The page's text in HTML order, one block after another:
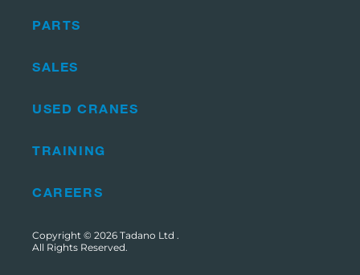
PARTS
SALES
USED CRANES
TRAINING
CAREERS
Copyright © 2026 Tadano Ltd .
All Rights Reserved.